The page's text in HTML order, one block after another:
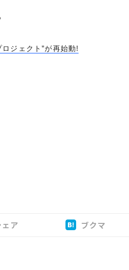
ジェクト”が再始動!
ェア ブクマ